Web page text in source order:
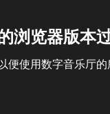
浏览器版本
便使用数字音乐厅的